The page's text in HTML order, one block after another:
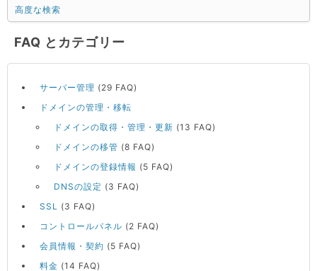
高度な検索
FAQ とカテゴリー
サーバー管理 (29 FAQ)
ドメインの管理・移転
ドメインの取得・管理・更新 (13 FAQ)
ドメインの移管 (8 FAQ)
ドメインの登録情報 (5 FAQ)
DNSの設定 (3 FAQ)
SSL
(3 FAQ)
コントロールパネル (2 FAQ)
会員情報・契約 (5 FAQ)
料金 (14 FAQ)